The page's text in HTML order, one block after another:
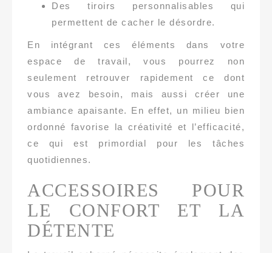
Des tiroirs personnalisables qui
permettent de cacher le désordre.
En intégrant ces éléments dans votre
espace de travail, vous pourrez non
seulement retrouver rapidement ce dont
vous avez besoin, mais aussi créer une
ambiance apaisante. En effet, un milieu bien
ordonné favorise la créativité et l’efficacité,
ce qui est primordial pour les tâches
quotidiennes.
ACCESSOIRES POUR
LE CONFORT ET LA
DÉTENTE